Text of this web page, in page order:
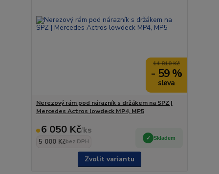
14 810 Kč
- 59 %
Nerezový rám pod nárazník s držákem na SPZ |
Mercedes Actros lowdeck MP4, MP5
6 050 Kč/ks
5 000 Kčbez DPH
Skladem
Zvolit variantu